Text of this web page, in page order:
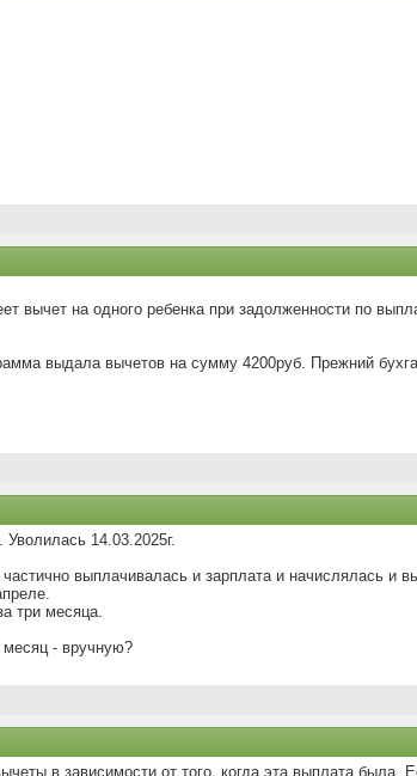
вычет на одного ребенка при задолженности по
выдала вычетов на сумму 4200руб. Прежний
14.03.2025г.
выплачивалась и зарплата и начислялась и
три месяца.
месяц - вручную?
в зависимости от того, когда эта выплата была.